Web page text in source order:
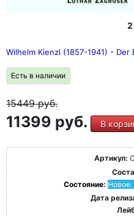
2
Wilhelm Kienzl (1857-1941) - Der
Есть в наличии
15449руб.
11399 руб. В
Артикул:
Состояние: Новое.
Дата